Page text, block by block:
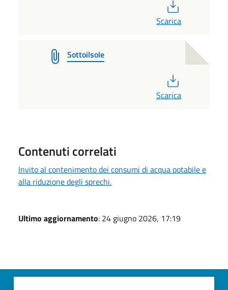
Scarica
Sottoilsole
Scarica
Contenuti correlati
Invito al contenimento dei consumi di acqua potabile e
alla riduzione degli sprechi.
Ultimo aggiornamento: 24 giugno 2026, 17:19